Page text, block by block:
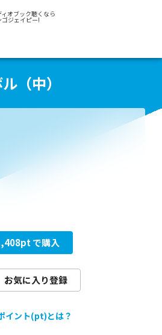
オブック聴くなら
ゴジェイピー!
（中）
pt で購入
お気に入り登録
イント(pt)とは？